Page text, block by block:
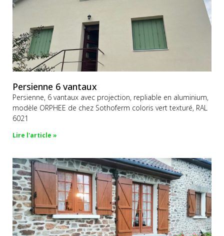
Persienne 6 vantaux
Persienne, 6 vantaux avec projection, repliable en aluminium,
modèle ORPHEE de chez Sothoferm coloris vert texturé, RAL
6021
Lire l'article »